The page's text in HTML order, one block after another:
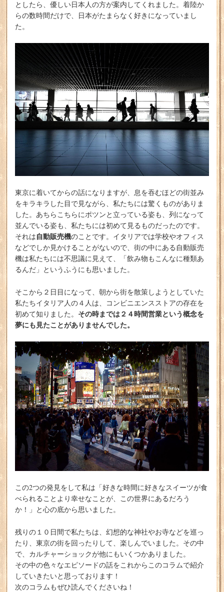
としたら、優しい日本人の方が案内してくれました。着陸か
らの数時間だけで、日本がたまらなく好きになっていまし
た。
東京に着いてからの話になりますが、息を吞むほどの街並み
をキラキラした目で見ながら、私たちには驚くものがありま
した。あちらこちらにポツンと立っている姿も、列になって
並んでいる姿も、私たちには初めて見るものだったのです。
それは自動販売機のことです。イタリアでは学校やオフィス
などでしか見かけることがないので、街の中にある自動販売
機は私たちには不思議に見えて、「飲み物もこんなに種類あ
るんだ」というふうにも思いました。
そこから２日目になって、朝から街を散策しようとしていた
私たちイタリア人の４人は、コンビニエンスストアの存在を
初めて知りました。 その時までは２４時間営業という概念を
夢にも見たことがありませんでした。
この2つの発見をして私は「好きな時間に好きなスイーツが食
べられることより幸せなことが、この世界にあるだろう
か！」と心の底から思いました。
残りの１０日間で私たちは、幻想的な神社やお寺などを巡っ
たり、東京の街を回ったりして、楽しんでいました。その中
で、カルチャーショックが他にもいくつかありました。
その中の色々なエピソードの話をこれからこのコラムで紹介
していきたいと思っております！
次のコラムもぜひ読んでくださいね！